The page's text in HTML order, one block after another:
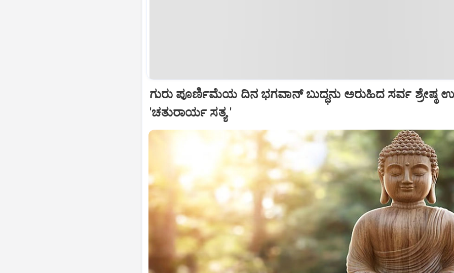
ಗುರು ಪೂರ್ಣಿಮೆಯ ದಿನ ಭಗವಾನ್ ಬುದ್ಧನು ಅರುಹಿದ ಸರ್ವ ಶ್ರೇಷ್ಠ
'ಚತುರಾರ್ಯ ಸತ್ಯ '